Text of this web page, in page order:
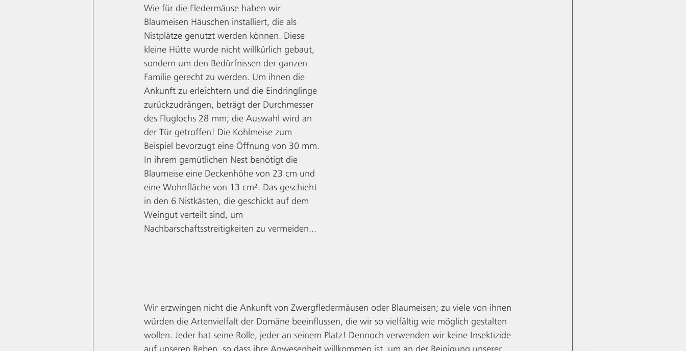
Wie für die Fledermäuse haben wir
Blaumeisen Häuschen installiert, die als
Nistplätze genutzt werden können. Diese
kleine Hütte wurde nicht willkürlich gebaut,
sondern um den Bedürfnissen der ganzen
Familie gerecht zu werden. Um ihnen die
Ankunft zu erleichtern und die Eindringlinge
zurückzudrängen, beträgt der Durchmesser
des Fluglochs 28 mm; die Auswahl wird an
der Tür getroffen! Die Kohlmeise zum
Beispiel bevorzugt eine Öffnung von 30 mm.
In ihrem gemütlichen Nest benötigt die
Blaumeise eine Deckenhöhe von 23 cm und
eine Wohnfläche von 13 cm². Das geschieht
in den 6 Nistkästen, die geschickt auf dem
Weingut verteilt sind, um
Nachbarschaftsstreitigkeiten zu vermeiden...
Wir erzwingen nicht die Ankunft von Zwergfledermäusen oder Blaumeisen; zu viele von ihnen
würden die Artenvielfalt der Domäne beeinflussen, die wir so vielfältig wie möglich gestalten
wollen. Jeder hat seine Rolle, jeder an seinem Platz! Dennoch verwenden wir keine Insektizide
auf unseren Reben, so dass ihre Anwesenheit willkommen ist, um an der Reinigung unserer